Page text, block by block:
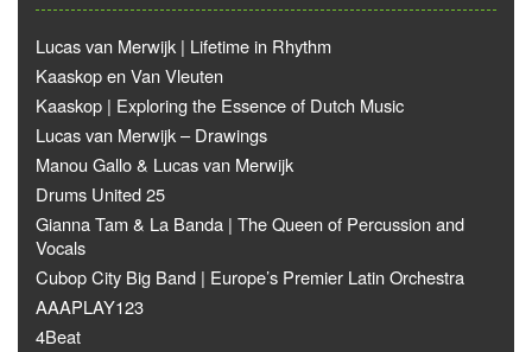
Lucas van Merwijk | Lifetime in Rhythm
Kaaskop en Van Vleuten
Kaaskop | Exploring the Essence of Dutch Music
Lucas van Merwijk – Drawings
Manou Gallo & Lucas van Merwijk
Drums United 25
Gianna Tam & La Banda | The Queen of Percussion and
Vocals
Cubop City Big Band | Europe’s Premier Latin Orchestra
AAAPLAY123
4Beat